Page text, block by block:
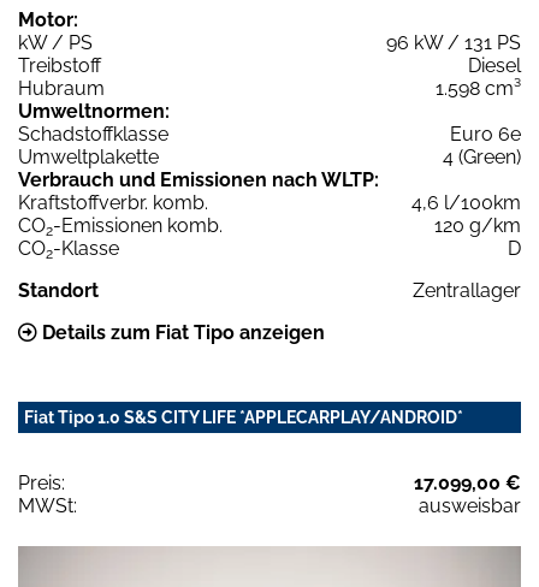
Motor:
kW / PS
96 kW / 131 PS
Treibstoff
Diesel
Hubraum
1.598 cm³
Umweltnormen:
Schadstoffklasse
Euro 6e
Umweltplakette
4 (Green)
Verbrauch und Emissionen nach WLTP:
Kraftstoffverbr. komb.
4,6 l/100km
CO2-Emissionen komb.
120 g/km
CO2-Klasse
D
Standort
Zentrallager
Details zum Fiat Tipo anzeigen
Fiat Tipo 1.0 S&S CITY LIFE *APPLECARPLAY/ANDROID*
Preis:
17.099,00 €
MWSt:
ausweisbar